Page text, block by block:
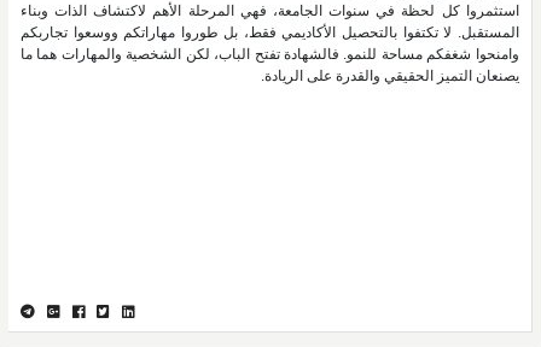
استثمروا كل لحظة في سنوات الجامعة، فهي المرحلة الأهم لاكتشاف الذات وبناء
المستقبل. لا تكتفوا بالتحصيل الأكاديمي فقط، بل طوروا مهاراتكم ووسعوا تجاربكم
وامنحوا شغفكم مساحة للنمو. فالشهادة تفتح الباب، لكن الشخصية والمهارات هما ما
يصنعان التميز الحقيقي والقدرة على الريادة.